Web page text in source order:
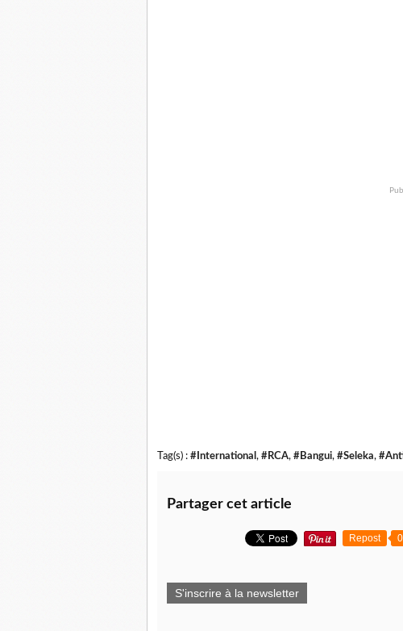
Tag(s) : #International , #RCA, #Bangui, #Seleka,
Partager cet article
Repost 0
S'inscrire à la newsletter